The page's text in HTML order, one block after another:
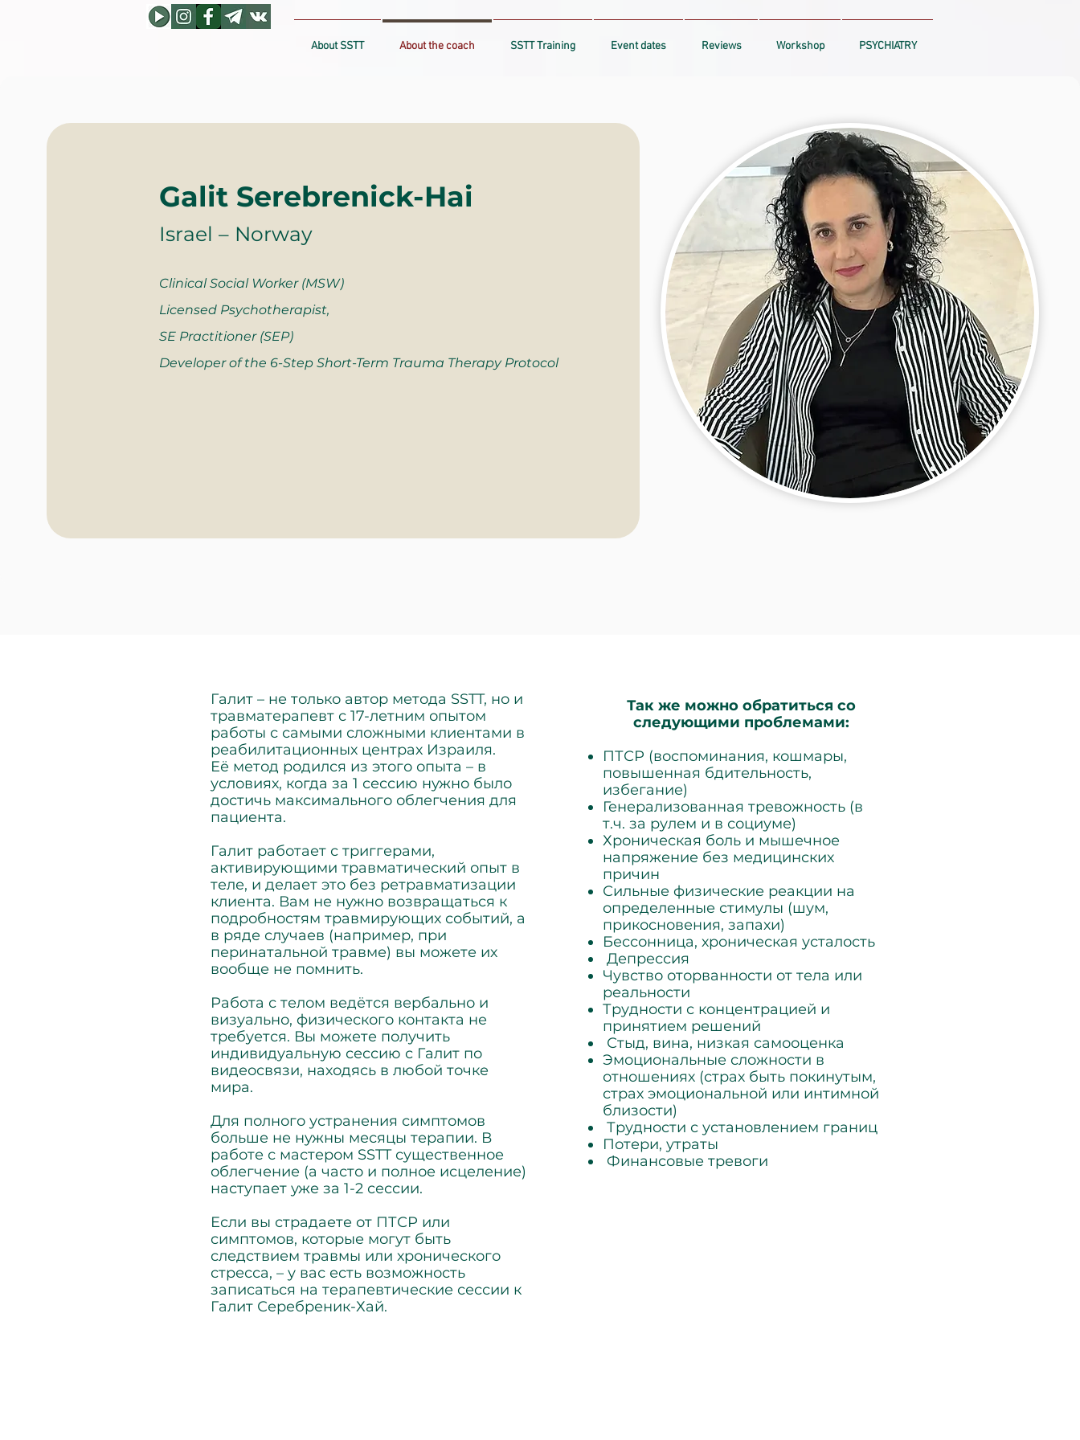
About SSTT About the coach SSTT Training Event dates Reviews Workshop PSYCHIATRY
Galit Serebrenick-Hai
Israel – Norway
Clinical Social Worker (MSW)
Licensed Psychotherapist,
SE Practitioner (SEP)
Developer of the 6-Step Short-Term Trauma Therapy Protocol
Галит – не только автор метода SSTT, но и
травматерапевт с 17-летним опытом
работы с самыми сложными клиентами в
реабилитационных центрах Израиля.
Её метод родился из этого опыта – в
условиях, когда за 1 сессию нужно было
достичь максимального облегчения для
пациента.
Галит работает с триггерами,
активирующими травматический опыт в
теле, и делает это без ретравматизации
клиента. Вам не нужно возвращаться к
подробностям травмирующих событий, а
в ряде случаев (например, при
перинатальной травме) вы можете их
вообще не помнить.
Работа с телом ведётся вербально и
визуально, физического контакта не
требуется. Вы можете получить
индивидуальную сессию с Галит по
видеосвязи, находясь в любой точке
мира.
Для полного устранения симптомов
больше не нужны месяцы терапии. В
работе с мастером SSTT существенное
облегчение (а часто и полное исцеление)
наступает уже за 1-2 сессии.
Если вы страдаете от ПТСР или
симптомов, которые могут быть
следствием травмы или хронического
стресса, – у вас есть возможность
записаться на терапевтические сессии к
Галит Серебреник-Хай.
Так же можно обратиться со
следующими проблемами:
​ПТСР (воспоминания, кошмары,
повышенная бдительность,
избегание)
Генерализованная тревожность (в
т.ч. за рулем и в социуме)
Хроническая боль и мышечное
напряжение без медицинских
причин
Сильные физические реакции на
определенные стимулы (шум,
прикосновения, запахи)
Бессонница, хроническая усталость
Депрессия
Чувство оторванности от тела или
реальности
Трудности с концентрацией и
принятием решений
Стыд, вина, низкая самооценка
Эмоциональные сложности в
отношениях (страх быть покинутым,
страх эмоциональной или интимной
близости)
Трудности с установлением границ
Потери, утраты
Финансовые тревоги